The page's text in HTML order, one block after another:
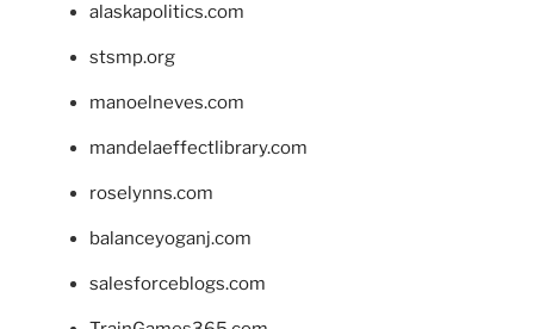
alaskapolitics.com
stsmp.org
manoelneves.com
mandelaeffectlibrary.com
roselynns.com
balanceyoganj.com
salesforceblogs.com